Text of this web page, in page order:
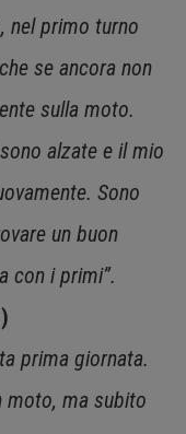
nel primo turno
se ancora non
sulla moto.
alzate e il mio
Sono
un buon
con i primi”.
prima giornata.
moto, ma subito